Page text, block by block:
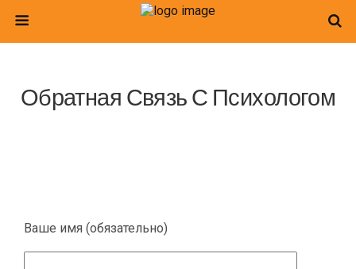
Обратная Связь С Психологом
Ваше имя (обязательно)